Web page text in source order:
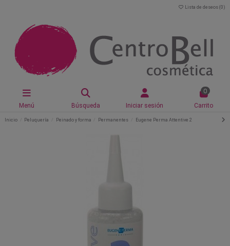
Lista de deseos (0 )
Menú Búsqueda Iniciar sesión
0
Carrito
Inicio Peluquería Peinado y forma Permanentes Eugene Perma Attentive 2